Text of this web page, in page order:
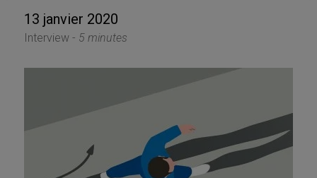
13 janvier 2020
Interview - 5 minutes